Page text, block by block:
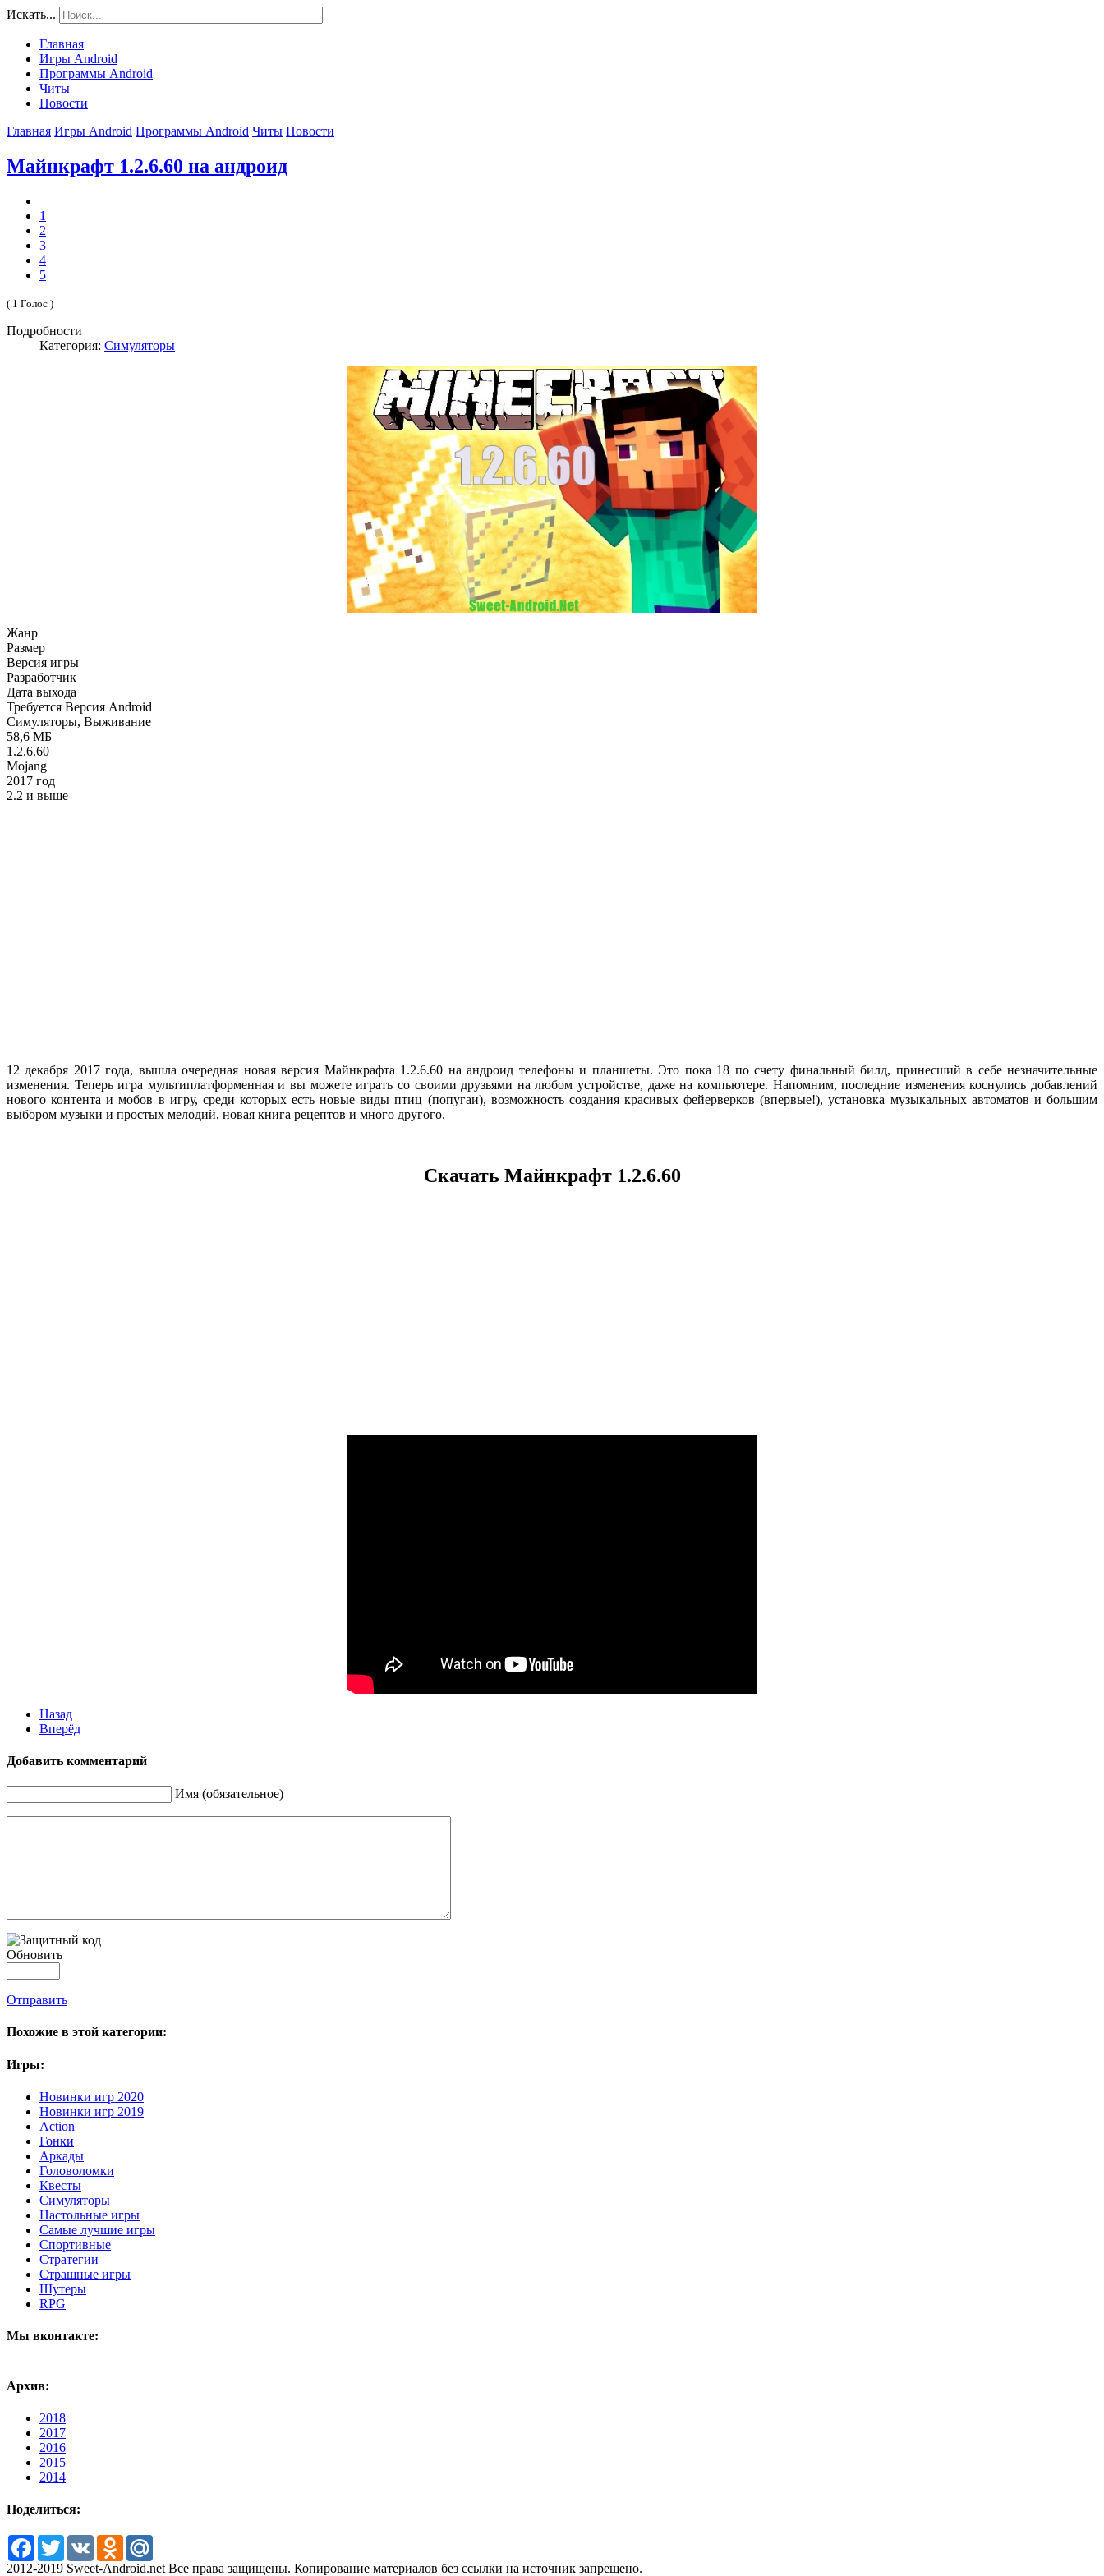
Искать...
Главная
Игры Android
Программы Android
Читы
Новости
Главная Игры Android Программы Android Читы Новости
Майнкрафт 1.2.6.60 на андроид
1
2
3
4
5
( 1 Голос )
Подробности
Категория: Симуляторы
Жанр
Размер
Версия игры
Разработчик
Дата выхода
Требуется Версия Android
Симуляторы, Выживание
58,6 МБ
1.2.6.60
Mojang
2017 год
2.2 и выше
12 декабря 2017 года, вышла очередная новая версия Майнкрафта 1.2.6.60 на андроид телефоны и планшеты. Это пока 18 по счету финальный билд, принесший в себе незначительные
изменения. Теперь игра мультиплатформенная и вы можете играть со своими друзьями на любом устройстве, даже на компьютере. Напомним, последние изменения коснулись добавлений
нового контента и мобов в игру, среди которых есть новые виды птиц (попугаи), возможность создания красивых фейерверков (впервые!), установка музыкальных автоматов и большим
выбором музыки и простых мелодий, новая книга рецептов и много другого.
Скачать Майнкрафт 1.2.6.60
Назад
Вперёд
Добавить комментарий
Имя (обязательное)
Обновить
Отправить
Похожие в этой категории:
Игры:
Новинки игр 2020
Новинки игр 2019
Action
Гонки
Аркады
Головоломки
Квесты
Симуляторы
Настольные игры
Самые лучшие игры
Спортивные
Стратегии
Страшные игры
Шутеры
RPG
Мы вконтакте:
Архив:
2018
2017
2016
2015
2014
Поделиться:
Facebook
TwitterVK Odnoklassniki
2012-2019 Sweet-Android.net Все права защищены. Копирование материалов без ссылки на источник запрещено.